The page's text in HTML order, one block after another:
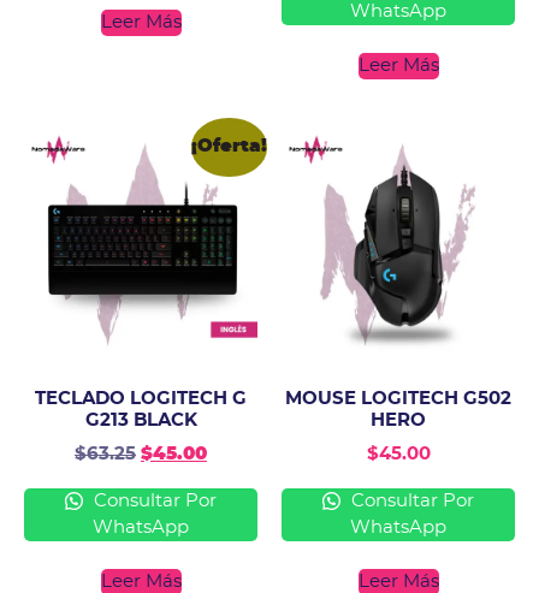
Leer Más
WhatsApp
Leer Más
¡Oferta!
TECLADO LOGITECH G
G213 BLACK
$63.25 $45.00
Consultar Por
WhatsApp
Leer Más
MOUSE LOGITECH G502
HERO
$45.00
Consultar Por
WhatsApp
Leer Más